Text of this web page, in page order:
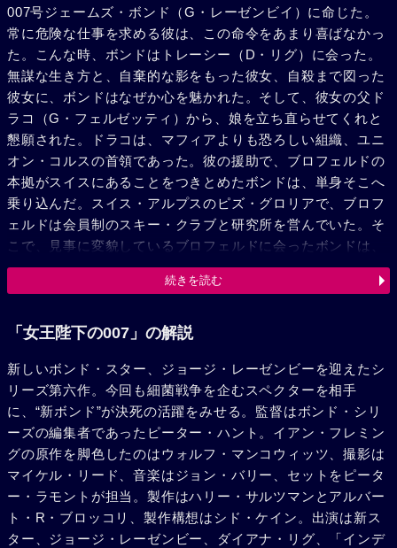
007号ジェームズ・ボンド（G・レーゼンビイ）に命じた。
常に危険な仕事を求める彼は、この命令をあまり喜ばなかっ
た。こんな時、ボンドはトレーシー（D・リグ）に会った。
無謀な生き方と、自棄的な影をもった彼女、自殺まで図った
彼女に、ボンドはなぜか心を魅かれた。そして、彼女の父ド
ラコ（G・フェルゼッティ）から、娘を立ち直らせてくれと
懇願された。ドラコは、マフィアよりも恐ろしい組織、ユニ
オン・コルスの首領であった。彼の援助で、ブロフェルドの
本拠がスイスにあることをつきとめたボンドは、単身そこへ
乗り込んだ。スイス・アルプスのピズ・グロリアで、ブロフ
ェルドは会員制のスキー・クラブと研究所を営んでいた。そ
こで、見事に変貌しているブロフェルドに会ったボンドは、
彼の正体を見破ってしまった。しかし、何の武器も持たない
ボンドは、ひとまずスキーで脱走した。彼の身辺に手榴弾が
ドの報告から、イギリス情報部は、恐るべきスペクターの陰
菌をばらまき、生物学的戦争を起こそうとするものだった。
ボンドは再びピズ・グロリアへ潜入し、悪の要塞を火柱の中
に葬ったが、ブロフェルドをまた取り逃がしてしまった。一
仕事おえたボンドは、初めて愛した女、トレーシーと結婚し
た。しかし新婚の夜に、スペクターの魔手が迫って来た。そ
して、トレーシーは無残にも血に染って倒れた。最愛の女を
殺されたボンドは、燃えたぎる憎悪の中で、ブロフェルドへ
の復讐を誓うのだった。
続きを読む
「女王陛下の007」の解説
新しいボンド・スター、ジョージ・レーゼンビーを迎えたシ
リーズ第六作。今回も細菌戦争を企むスペクターを相手
に、“新ボンド”が決死の活躍をみせる。監督はボンド・シリ
ーズの編集者であったピーター・ハント。イアン・フレミン
グの原作を脚色したのはウォルフ・マンコウィッツ、撮影は
マイケル・リード、音楽はジョン・バリー、セットをピータ
ー・ラモントが担当。製作はハリー・サルツマンとアルバー
ト・R・ブロッコリ、製作構想はシド・ケイン。出演は新ス
ター、ジョージ・レーゼンビー、ダイアナ・リグ、「インデ